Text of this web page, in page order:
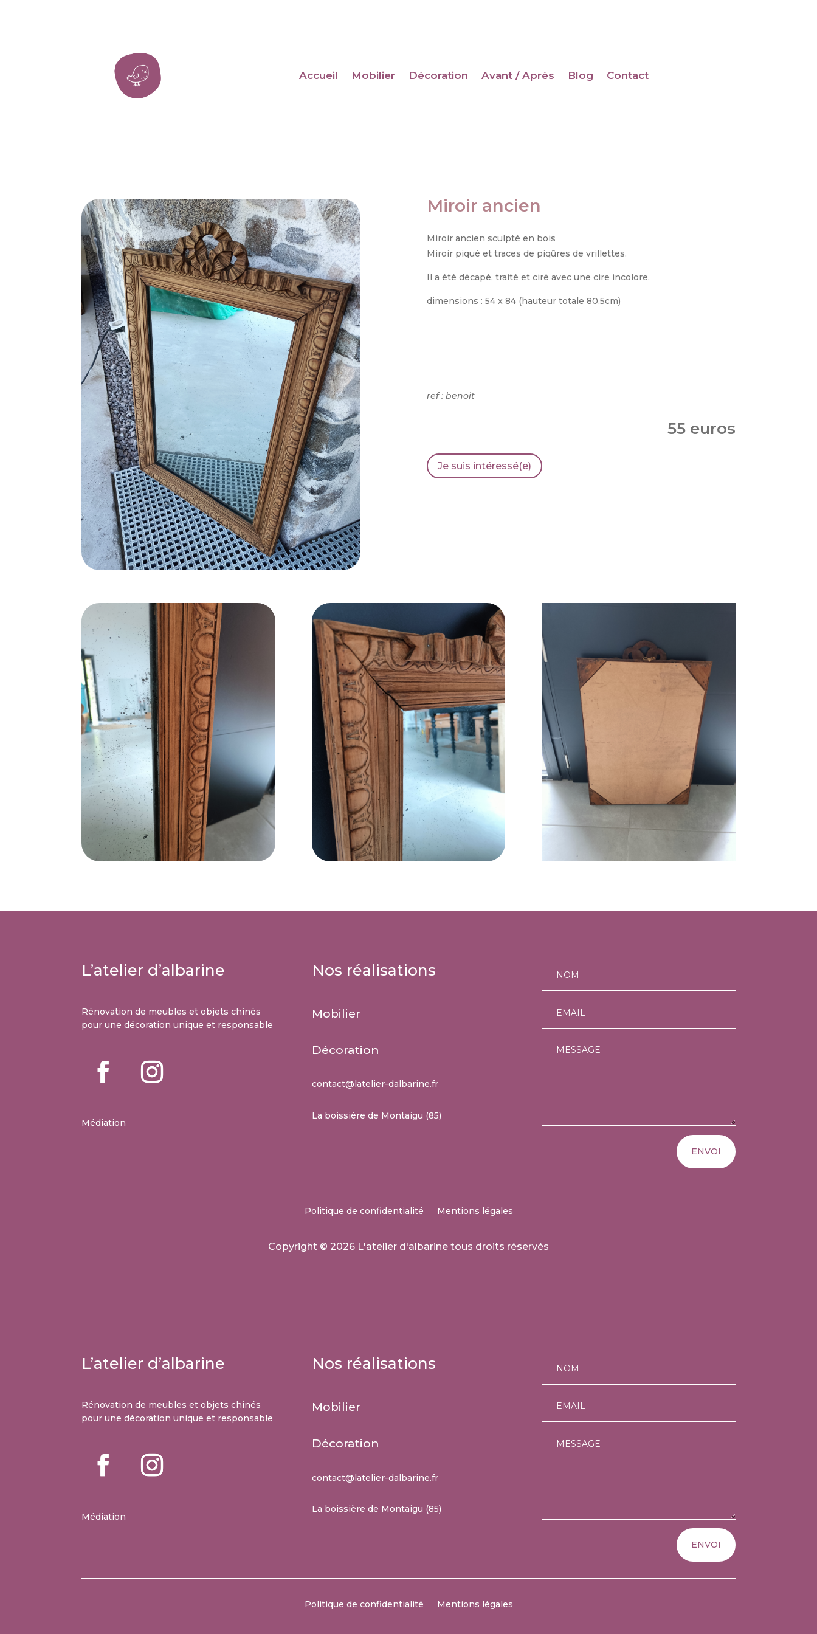
Accueil Mobilier Décoration Avant / Après Blog Contact
Miroir ancien
Miroir ancien sculpté en bois
Miroir piqué et traces de piqûres de vrillettes.
Il a été décapé, traité et ciré avec une cire incolore.
dimensions : 54 x 84 (hauteur totale 80,5cm)
ref : benoit
55 euros
Je suis intéressé(e)
L’atelier d’albarine
Rénovation de meubles et objets chinés
pour une décoration unique et responsable
Médiation
Nos réalisations
Mobilier
Décoration
contact@latelier-dalbarine.fr
La boissière de Montaigu (85)
ENVOI
Politique de confidentialité Mentions légales
Copyright © 2026 L'atelier d'albarine tous droits réservés
L’atelier d’albarine
Rénovation de meubles et objets chinés
pour une décoration unique et responsable
Médiation
Nos réalisations
Mobilier
Décoration
contact@latelier-dalbarine.fr
La boissière de Montaigu (85)
ENVOI
Politique de confidentialité Mentions légales